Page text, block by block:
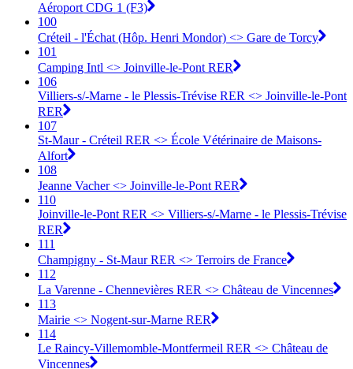
Aéroport CDG 1 (F3)
100
Créteil - l'Échat (Hôp. Henri Mondor) <> Gare de Torcy
101
Camping Intl <> Joinville-le-Pont RER
106
Villiers-s/-Marne - le Plessis-Trévise RER <> Joinville-le-Pont
RER
107
St-Maur - Créteil RER <> École Vétérinaire de Maisons-
Alfort
108
Jeanne Vacher <> Joinville-le-Pont RER
110
Joinville-le-Pont RER <> Villiers-s/-Marne - le Plessis-Trévise
RER
111
Champigny - St-Maur RER <> Terroirs de France
112
La Varenne - Chennevières RER <> Château de Vincennes
113
Mairie <> Nogent-sur-Marne RER
114
Le Raincy-Villemomble-Montfermeil RER <> Château de
Vincennes